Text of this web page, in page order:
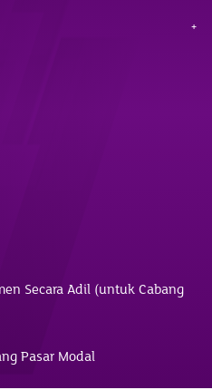
Secara Adil (untuk Cabang
Pasar Modal